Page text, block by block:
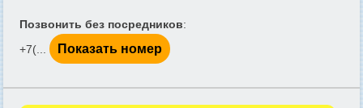
Позвонить без посредников:
+7(...
Показать номер